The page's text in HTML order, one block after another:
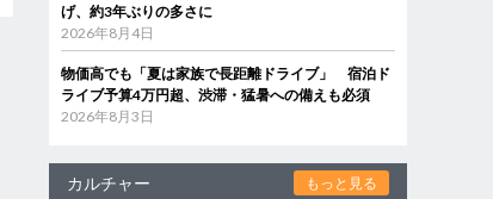
げ、約3年ぶりの多さに
2026年8月4日
物価高でも「夏は家族で長距離ドライブ」 宿泊ド
ライブ予算4万円超、渋滞・猛暑への備えも必須
2026年8月3日
カルチャー もっと見る